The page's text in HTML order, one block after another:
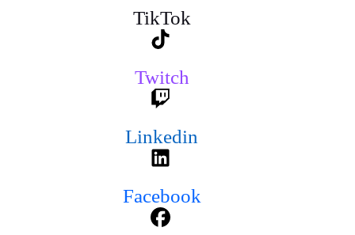
TikTok
Twitch
Linkedin
Facebook